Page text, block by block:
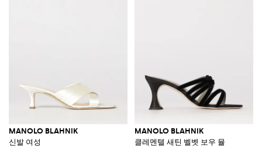
MANOLO BLAHNIK
신발 여성
MANOLO BLAHNIK
클레멘텔 새틴 벨벳 보우 뮬